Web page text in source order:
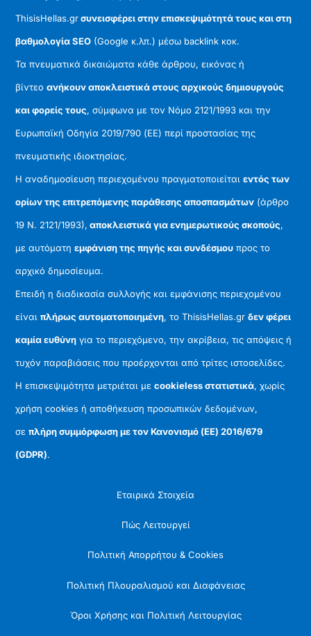
ThisisHellas.grσυνεισφέρει στην επισκεψιμότητά τους και στη
βαθμολογία SEO (Google κ.λπ.) μέσω backlink κοκ.
Τα πνευματικά δικαιώματα κάθε άρθρου, εικόνας ή
βίντεοανήκουν αποκλειστικά στους αρχικούς δημιουργούς
και φορείς τους, σύμφωνα με τον Νόμο 2121/1993 και την
Ευρωπαϊκή Οδηγία 2019/790 (ΕΕ) περί προστασίας της
πνευματικής ιδιοκτησίας.
Η αναδημοσίευση περιεχομένου πραγματοποιείταιεντός των
ορίων της επιτρεπόμενης παράθεσης αποσπασμάτων (άρθρο
19 Ν. 2121/1993), αποκλειστικά για ενημερωτικούς σκοπούς,
με αυτόματηεμφάνιση της πηγής και συνδέσμου προς το
αρχικό δημοσίευμα.
Επειδή η διαδικασία συλλογής και εμφάνισης περιεχομένου
είναιπλήρως αυτοματοποιημένη, το ThisisHellas.grδεν φέρει
καμία ευθύνη για το περιεχόμενο, την ακρίβεια, τις απόψεις ή
τυχόν παραβιάσεις που προέρχονται από τρίτες ιστοσελίδες.
Η επισκεψιμότητα μετριέται μεcookieless στατιστικά, χωρίς
χρήση cookies ή αποθήκευση προσωπικών δεδομένων,
σεπλήρη συμμόρφωση με τον Κανονισμό (ΕΕ) 2016/679
(GDPR).
Εταιρικά Στοιχεία
Πώς Λειτουργεί
Πολιτική Απορρήτου & Cookies
Πολιτική Πλουραλισμού και Διαφάνειας
Όροι Χρήσης και Πολιτική Λειτουργίας